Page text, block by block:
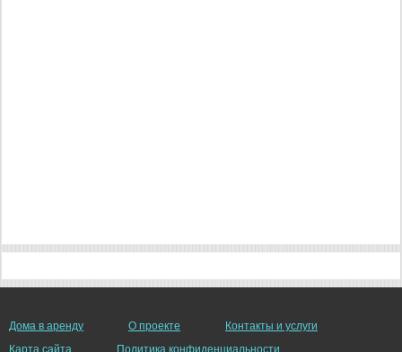
Дома в аренду О проекте
Контакты и услуги
Карта сайта
Политика конфиденциальности